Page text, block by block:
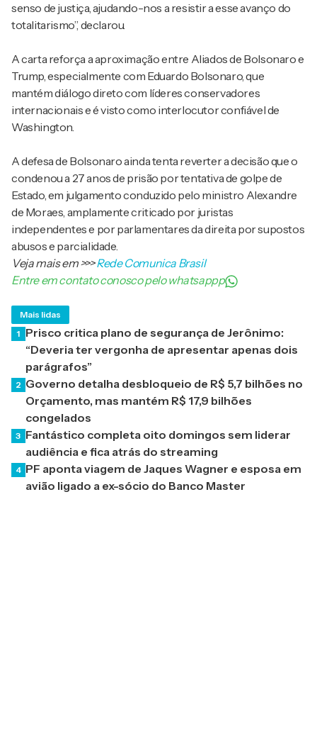
senso de justiça, ajudando-nos a resistir a esse avanço do
totalitarismo”, declarou.
A carta reforça a aproximação entre Aliados de Bolsonaro e
Trump, especialmente com Eduardo Bolsonaro, que
mantém diálogo direto com líderes conservadores
internacionais e é visto como interlocutor confiável de
Washington.
A defesa de Bolsonaro ainda tenta reverter a decisão que o
condenou a 27 anos de prisão por tentativa de golpe de
Estado, em julgamento conduzido pelo ministro Alexandre
de Moraes, amplamente criticado por juristas
independentes e por parlamentares da direita por supostos
abusos e parcialidade.
Veja mais em>>>Rede Comunica Brasil
Entre em contato conosco pelo whatsappp
Mais lidas
1 Prisco critica plano de segurança de Jerônimo:
“Deveria ter vergonha de apresentar apenas dois
parágrafos”
2 Governo detalha desbloqueio de R$ 5,7 bilhões no
Orçamento, mas mantém R$ 17,9 bilhões
congelados
3 Fantástico completa oito domingos sem liderar
audiência e fica atrás do streaming
4 PF aponta viagem de Jaques Wagner e esposa em
avião ligado a ex-sócio do Banco Master